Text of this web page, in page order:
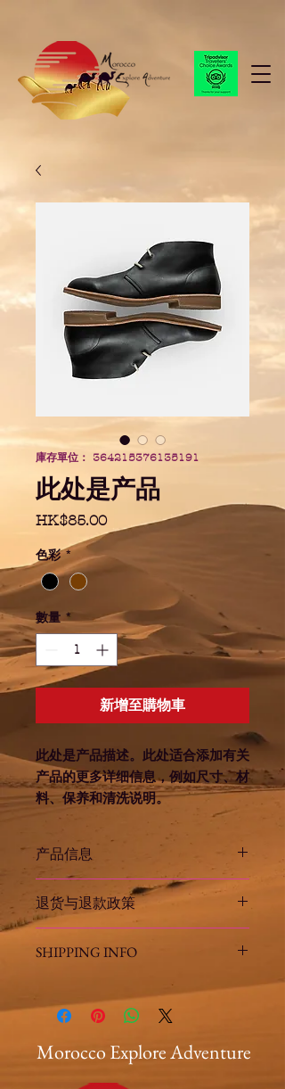
庫存單位： 364215376135191
此处是产品
HK$85.00價
格
色彩 *
數量 *
新增至購物車
此处是产品描述。此处适合添加有关
产品的更多详细信息，例如尺寸、材
料、保养和清洗说明。
产品信息
此处是产品详情。此处适合添加有关产
品的更多信息，例如尺寸、材料、保养
和清洗说明。另外，也可在此处描述产
品的独特之处，以及能给客户带来哪些
好处。买家总是希望能在购买之前清楚
了解产品。所以，尽量多提供相关信
息，让买家有信心和决心购买您的产
品。
退货与退款政策
户说明如何处理不满意的产品。退款或
立起信任关系，使客户不再有后顾之
忧。
SHIPPING INFO
I'm a shipping policy. I'm a great
place to add more information
about your shipping methods,
packaging and cost. Providing
straightforward information about
your shipping policy is a great way
Morocco Explore Adventure